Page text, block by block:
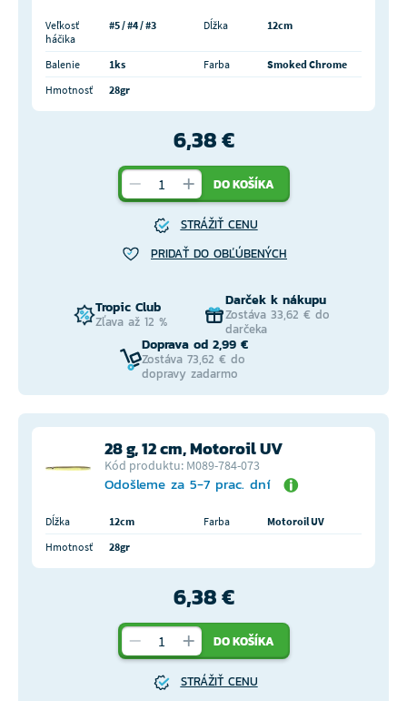
Veľkosť
háčika
#5 / #4 / #3 Dĺžka 12cm
Balenie 1ks Farba
Smoked Chrome
Hmotnosť
28gr
6,38 €
DO KOŠÍKA
STRÁŽIŤ CENU
PRIDAŤ DO OBĽÚBENÝCH
Tropic Club
Zľava až 12 %
Darček k nákupu
Zostáva 33,62 € do
darčeka
Doprava od 2,99 €
Zostáva 73,62 € do
dopravy zadarmo
28 g, 12 cm, Motoroil UV
Kód produktu: M089-784-073
Odošleme za 5-7 prac. dní
Dĺžka 12cm Farba
Motoroil UV
Hmotnosť
28gr
6,38 €
DO KOŠÍKA
STRÁŽIŤ CENU